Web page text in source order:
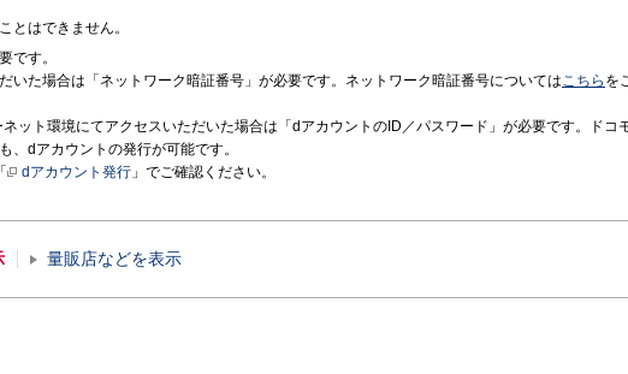
とはできません。
です。
いた場合は「ネットワーク暗証番号」が必要です。ネットワーク暗証番号についてはこちら を
ット環境にてアクセスいただいた場合は「dアカウントのID／パスワード」が必要です。ドコ
、dアカウントの発行が可能です。
dアカウント発行 」でご確認ください。
量販店などを表示